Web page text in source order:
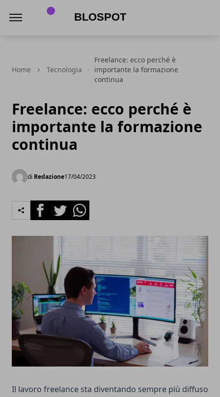
Home Tecnologia
Freelance: ecco perché è
importante la formazione
continua
Freelance: ecco perché è
importante la formazione
continua
di Redazione17/04/2023
FacebookTwitterWhatsapp
Il lavoro freelance sta diventando sempre più diffuso